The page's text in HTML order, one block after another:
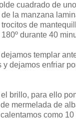
cuadrado de
la manzana
de
durante 40
templar
y dejamos enfriar
brillo, para ello
mermelada de
como 10